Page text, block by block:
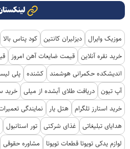
موزیک وایرال دیزلیران کانتین کود پتاس بالا
خرید نقره آنلاین قیمت ضایعات آهن امروز
اندیشکده حکمرانی هوشمند کشنده پلی
آپ تیون دریافت طلای آبشده از میلی خرید
خرید استارز تلگرام هتل یار نمایندگی
هدایای تبلیغاتی
غذای شرکتی تور استانبول
لوازم یدکی تویوتا قطعات تویوتا
مشاوره حقوقی